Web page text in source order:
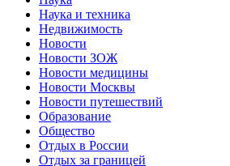
Наука и техника
Недвижимость
Новости
Новости ЗОЖ
Новости медицины
Новости Москвы
Новости путешествий
Образование
Общество
Отдых в России
Отдых за границей